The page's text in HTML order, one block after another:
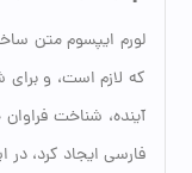
لورم ایپسوم متن
که لازم است، و برای
آینده، شناخت
فارسی ایجاد کرد،